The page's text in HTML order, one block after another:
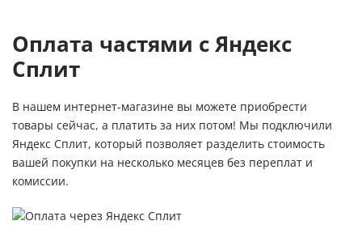
Оплата частями с Яндекс
Сплит
В нашем интернет-магазине вы можете приобрести
товары сейчас, а платить за них потом! Мы подключили
Яндекс Сплит, который позволяет разделить стоимость
вашей покупки на несколько месяцев без переплат и
комиссии.